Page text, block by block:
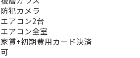
防犯カメラ
エアコン2台
エアコン全室
家賃+初期費用カード決済
可